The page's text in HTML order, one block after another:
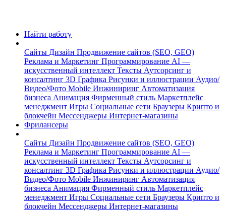
Найти работу
Сайты Дизайн Продвижение сайтов (SEO, GEO)
Реклама и Маркетинг Программирование AI —
искусственный интеллект Тексты Аутсорсинг и
консалтинг 3D Графика Рисунки и иллюстрации Аудио/
Видео/Фото Mobile Инжиниринг Автоматизация
бизнеса Анимация Фирменный стиль Маркетплейс
менеджмент Игры Социальные сети Браузеры Крипто и
блокчейн Мессенджеры Интернет-магазины
Фрилансеры
Сайты Дизайн Продвижение сайтов (SEO, GEO)
Реклама и Маркетинг Программирование AI —
искусственный интеллект Тексты Аутсорсинг и
консалтинг 3D Графика Рисунки и иллюстрации Аудио/
Видео/Фото Mobile Инжиниринг Автоматизация
бизнеса Анимация Фирменный стиль Маркетплейс
менеджмент Игры Социальные сети Браузеры Крипто и
блокчейн Мессенджеры Интернет-магазины